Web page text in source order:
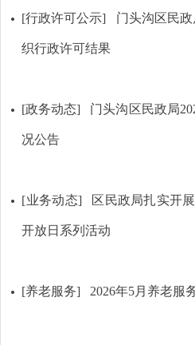
[行政许可公示] 门头沟区民
织行政许可结果
[政务动态] 门头沟区民政局
况公告
[业务动态] 区民政局扎实开
开放日系列活动
[养老服务] 2026年5月养老服